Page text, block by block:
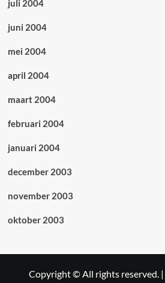
juli 2004
juni 2004
mei 2004
april 2004
maart 2004
februari 2004
januari 2004
december 2003
november 2003
oktober 2003
Copyright © All rights reserved. |